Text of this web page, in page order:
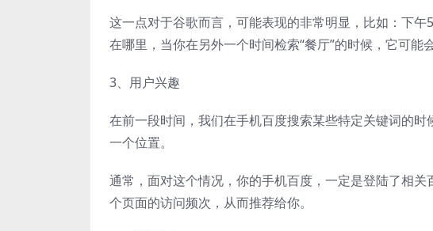
这一点对于谷歌而言，可能表现的非常明显，比如：下
在哪里，当你在另外一个时间检索“餐厅”的时候，它可能
3、用户兴趣
在前一段时间，我们在手机百度搜索某些特定关键词的
一个位置。
通常，面对这个情况，你的手机百度，一定是登陆了相
个页面的访问频次，从而推荐给你。